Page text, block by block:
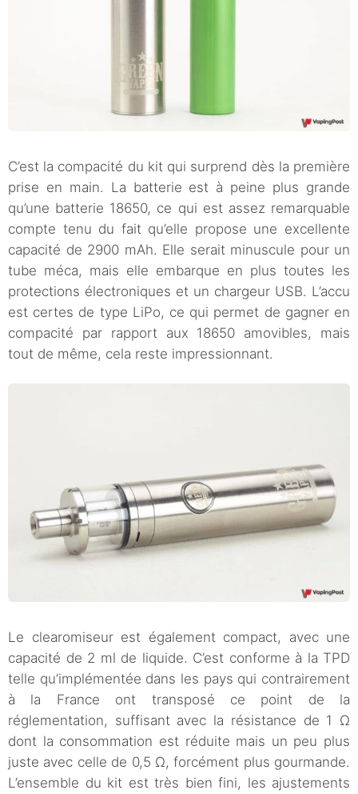
C’est la compacité du kit qui surprend dès la première
prise en main. La batterie est à peine plus grande
qu’une batterie 18650, ce qui est assez remarquable
compte tenu du fait qu’elle propose une excellente
capacité de 2900 mAh. Elle serait minuscule pour un
tube méca, mais elle embarque en plus toutes les
protections électroniques et un chargeur USB. L’accu
est certes de type LiPo, ce qui permet de gagner en
compacité par rapport aux 18650 amovibles, mais
tout de même, cela reste impressionnant.
Le clearomiseur est également compact, avec une
capacité de 2 ml de liquide. C’est conforme à la TPD
telle qu’implémentée dans les pays qui contrairement
à la France ont transposé ce point de la
réglementation, suffisant avec la résistance de 1 Ω
dont la consommation est réduite mais un peu plus
juste avec celle de 0,5 Ω, forcément plus gourmande.
L’ensemble du kit est très bien fini, les ajustements